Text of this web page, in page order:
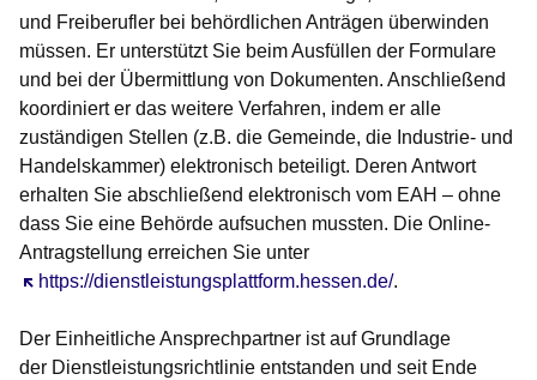
und Freiberufler bei behördlichen Anträgen überwinden
müssen. Er unterstützt Sie beim Ausfüllen der Formulare
und bei der Übermittlung von Dokumenten. Anschließend
koordiniert er das weitere Verfahren, indem er alle
zuständigen Stellen (z.B. die Gemeinde, die Industrie- und
Handelskammer) elektronisch beteiligt. Deren Antwort
erhalten Sie abschließend elektronisch vom EAH – ohne
dass Sie eine Behörde aufsuchen mussten. Die Online-
Antragstellung erreichen Sie unter
https://dienstleistungsplattform.hessen.de/
Öffnet sich in einem neuen Fenster .
Der Einheitliche Ansprechpartner ist auf Grundlage
der Dienstleistungsrichtlinie entstanden und seit Ende